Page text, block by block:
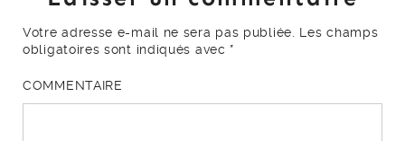
Votre adresse e-mail ne sera pas publiée.
Les champs
obligatoires sont indiqués avec *
COMMENTAIRE